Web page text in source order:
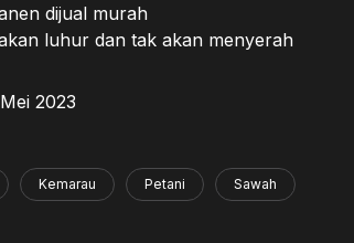
dijual murah
luhur dan tak akan menyerah
2023
Kemarau Petani Sawah